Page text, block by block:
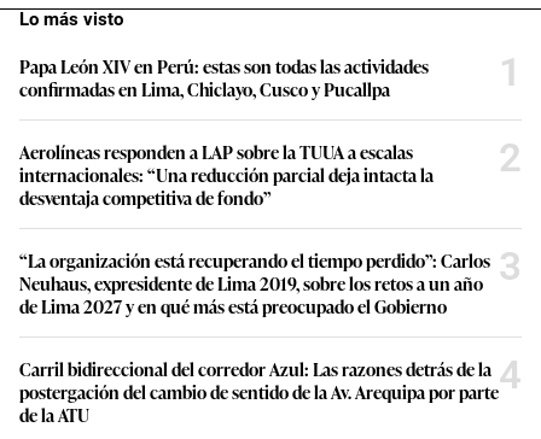
Lo más visto
Papa León XIV en Perú: estas son todas las actividades
confirmadas en Lima, Chiclayo, Cusco y Pucallpa
1
Aerolíneas responden a LAP sobre la TUUA a escalas
internacionales: “Una reducción parcial deja intacta la
desventaja competitiva de fondo”
2
“La organización está recuperando el tiempo perdido”: Carlos
Neuhaus, expresidente de Lima 2019, sobre los retos a un año
de Lima 2027 y en qué más está preocupado el Gobierno
3
Carril bidireccional del corredor Azul: Las razones detrás de la
postergación del cambio de sentido de la Av. Arequipa por parte
de la ATU
4